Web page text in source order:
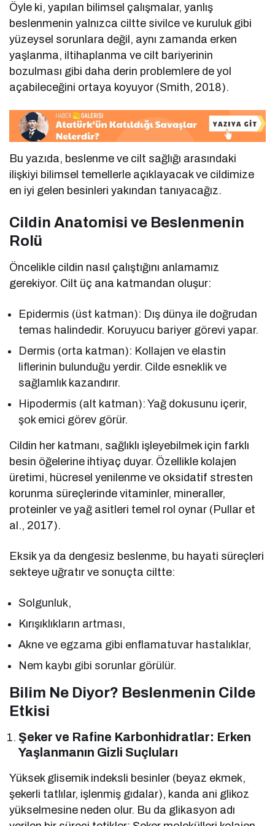
Öyle ki, yapılan bilimsel çalışmalar, yanlış
beslenmenin yalnızca ciltte sivilce ve kuruluk gibi
yüzeysel sorunlara değil, aynı zamanda erken
yaşlanma, iltihaplanma ve cilt bariyerinin
bozulması gibi daha derin problemlere de yol
açabileceğini ortaya koyuyor (Smith, 2018).
Bu yazıda, beslenme ve cilt sağlığı arasındaki
ilişkiyi bilimsel temellerle açıklayacak ve cildimize
en iyi gelen besinleri yakından tanıyacağız.
Cildin Anatomisi ve Beslenmenin
Rolü
Öncelikle cildin nasıl çalıştığını anlamamız
gerekiyor. Cilt üç ana katmandan oluşur:
Epidermis (üst katman): Dış dünya ile doğrudan
temas halindedir. Koruyucu bariyer görevi yapar.
Dermis (orta katman): Kollajen ve elastin
liflerinin bulunduğu yerdir. Cilde esneklik ve
sağlamlık kazandırır.
Hipodermis (alt katman): Yağ dokusunu içerir,
şok emici görev görür.
Cildin her katmanı, sağlıklı işleyebilmek için farklı
besin öğelerine ihtiyaç duyar. Özellikle kolajen
üretimi, hücresel yenilenme ve oksidatif stresten
korunma süreçlerinde vitaminler, mineraller,
proteinler ve yağ asitleri temel rol oynar (Pullar et
al., 2017).
Eksik ya da dengesiz beslenme, bu hayati süreçleri
sekteye uğratır ve sonuçta ciltte:
Solgunluk,
Kırışıklıkların artması,
Akne ve egzama gibi enflamatuvar hastalıklar,
Nem kaybı gibi sorunlar görülür.
Bilim Ne Diyor? Beslenmenin Cilde
Etkisi
Şeker ve Rafine Karbonhidratlar: Erken
Yaşlanmanın Gizli Suçluları
Yüksek glisemik indeksli besinler (beyaz ekmek,
şekerli tatlılar, işlenmiş gıdalar), kanda ani glikoz
yükselmesine neden olur. Bu da glikasyon adı